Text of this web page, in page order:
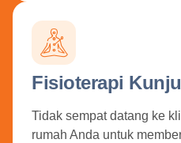
Fisioterapi
Tidak sempat datang ke
rumah Anda untuk